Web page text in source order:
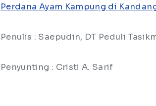
Perdana Ayam Kampung di
Penulis : Saepudin, DT Peduli
Penyunting : Cristi A. Sarif